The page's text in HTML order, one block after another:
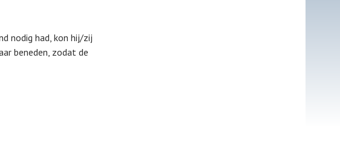
nodig had, kon hij/zij
beneden, zodat de